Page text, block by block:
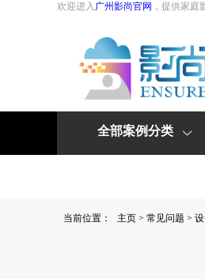
欢迎进入 广州影尚官网 ，提供家
全部案例分类 
当前位置： 主页 > 常见问题 >